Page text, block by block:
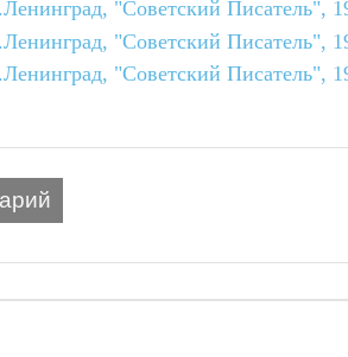
"Советский Писатель",
"Советский Писатель",
"Советский Писатель",